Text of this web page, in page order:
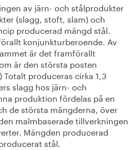
av järn- och stålprodukter
(slagg, stoft, slam) och
producerad mängd stål.
konjunkturberoende. Av
är det framförallt
är den största posten
produceras cirka 1,3
slagg hos järn- och
produktion fördelas på en
de största mängderna, över
malmbaserade tillverkningen
Mängden producerad
stål.